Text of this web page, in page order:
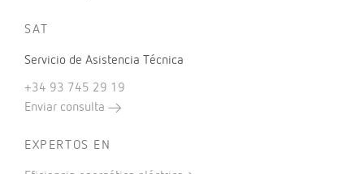
SAT
Servicio de Asistencia Técnica
+34 93 745 29 19
Enviar consulta
EXPERTOS EN